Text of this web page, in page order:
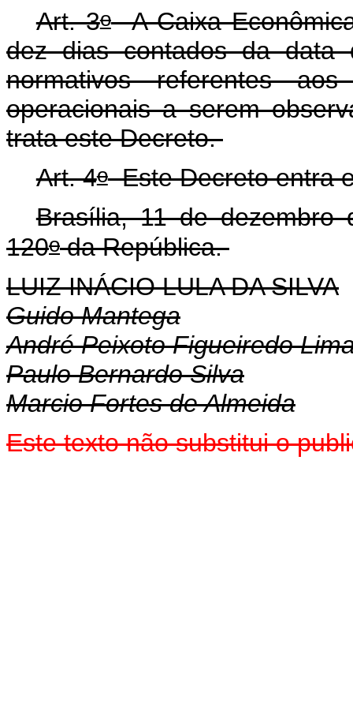
Art. 3oA Caixa
dez dias contados da data
normativos referentes
operacionais a serem
trata este Decreto.
Art. 4oEste Decreto entra
Brasília, 11 de dezembro
120oda República.
LUIZ INÁCIO LULA DA SILVA
Guido Mantega
André Peixoto Figueiredo
Paulo Bernardo Silva
Marcio Fortes de Almeida
Estetexto não substitui o